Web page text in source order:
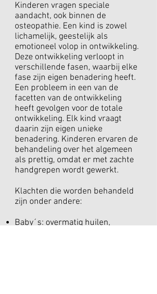
Kinderen vragen speciale
aandacht, ook binnen de
osteopathie. Een kind is zowel
lichamelijk, geestelijk als
emotioneel volop in ontwikkeling.
Deze ontwikkeling verloopt in
verschillende fasen, waarbij elke
fase zijn eigen benadering heeft.
Een probleem in een van de
facetten van de ontwikkeling
heeft gevolgen voor de totale
ontwikkeling. Elk kind vraagt
daarin zijn eigen unieke
benadering. Kinderen ervaren de
behandeling over het algemeen
als prettig, omdat er met zachte
handgrepen wordt gewerkt.
Klachten die worden behandeld
zijn onder andere:
Baby´s: overmatig huilen,